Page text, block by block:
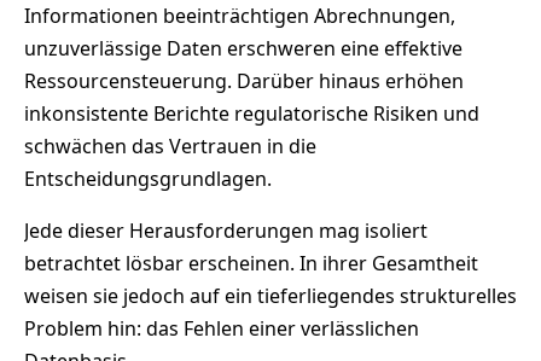
Informationen beeinträchtigen Abrechnungen,
unzuverlässige Daten erschweren eine effektive
Ressourcensteuerung. Darüber hinaus erhöhen
inkonsistente Berichte regulatorische Risiken und
schwächen das Vertrauen in die
Entscheidungsgrundlagen.
Jede dieser Herausforderungen mag isoliert
betrachtet lösbar erscheinen. In ihrer Gesamtheit
weisen sie jedoch auf ein tieferliegendes strukturelles
Problem hin: das Fehlen einer verlässlichen